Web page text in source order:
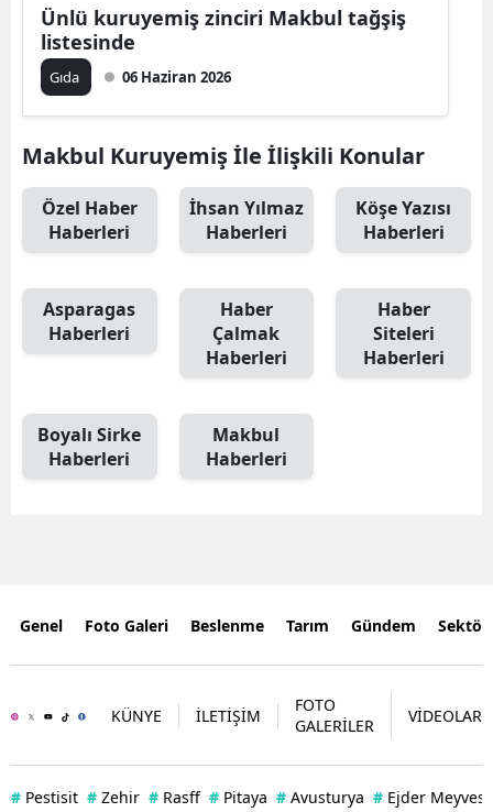
Ünlü kuruyemiş zinciri Makbul tağşiş
listesinde
Gıda 06 Haziran 2026
Makbul Kuruyemiş İle İlişkili Konular
Özel Haber
Haberleri
İhsan Yılmaz
Haberleri
Köşe Yazısı
Haberleri
Asparagas
Haberleri
Haber
Çalmak
Haberleri
Haber
Siteleri
Haberleri
Boyalı Sirke
Haberleri
Makbul
Haberleri
Genel Foto Galeri Beslenme Tarım Gündem
KÜNYE İLETİŞİM
FOTO
GALERİLER
VİDEOLAR
# Pestisit # Zehir # Rasff # Pitaya # Avusturya # Ejder Meyvesi